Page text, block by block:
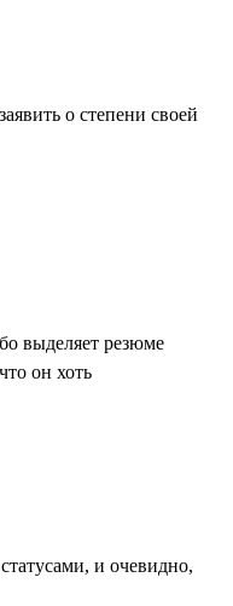
о степени своей
выделяет резюме
он хоть
и очевидно,